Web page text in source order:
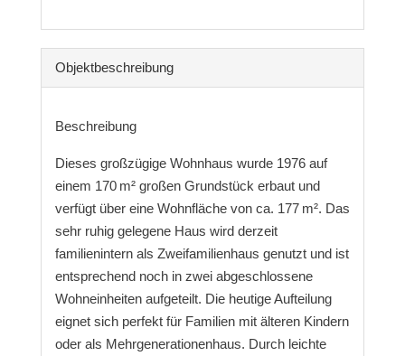
Objekt­beschreibung
Beschreibung
Dieses großzügige Wohnhaus wurde 1976 auf
einem 170 m² großen Grundstück erbaut und
verfügt über eine Wohnfläche von ca. 177 m². Das
sehr ruhig gelegene Haus wird derzeit
familienintern als Zweifamilienhaus genutzt und ist
entsprechend noch in zwei abgeschlossene
Wohneinheiten aufgeteilt. Die heutige Aufteilung
eignet sich perfekt für Familien mit älteren Kindern
oder als Mehrgenerationenhaus. Durch leichte